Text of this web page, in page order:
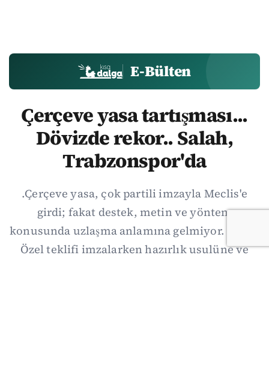
E-Bülten
Çerçeve yasa tartışması...
Dövizde rekor.. Salah,
Trabzonspor'da
.Çerçeve yasa, çok partili imzayla Meclis'e
girdi; fakat destek, metin ve yöntem
konusunda uzlaşma anlamına gelmiyor. Özgür
Özel teklifi imzalarken hazırlık usulüne ve